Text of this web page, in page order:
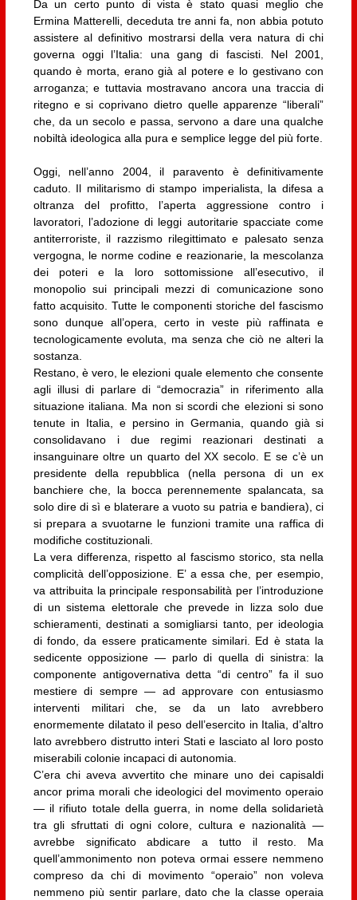
Da un certo punto di vista è stato quasi meglio che
Ermina Matterelli, deceduta tre anni fa, non abbia potuto
assistere al definitivo mostrarsi della vera natura di chi
governa oggi l’Italia: una gang di fascisti. Nel 2001,
quando è morta, erano già al potere e lo gestivano con
arroganza; e tuttavia mostravano ancora una traccia di
ritegno e si coprivano dietro quelle apparenze “liberali”
che, da un secolo e passa, servono a dare una qualche
nobiltà ideologica alla pura e semplice legge del più forte.
Oggi, nell’anno 2004, il paravento è definitivamente
caduto. Il militarismo di stampo imperialista, la difesa a
oltranza del profitto, l’aperta aggressione contro i
lavoratori, l’adozione di leggi autoritarie spacciate come
antiterroriste, il razzismo rilegittimato e palesato senza
vergogna, le norme codine e reazionarie, la mescolanza
dei poteri e la loro sottomissione all’esecutivo, il
monopolio sui principali mezzi di comunicazione sono
fatto acquisito. Tutte le componenti storiche del fascismo
sono dunque all’opera, certo in veste più raffinata e
tecnologicamente evoluta, ma senza che ciò ne alteri la
sostanza.
Restano, è vero, le elezioni quale elemento che consente
agli illusi di parlare di “democrazia” in riferimento alla
situazione italiana. Ma non si scordi che elezioni si sono
tenute in Italia, e persino in Germania, quando già si
consolidavano i due regimi reazionari destinati a
insanguinare oltre un quarto del XX secolo. E se c’è un
presidente della repubblica (nella persona di un ex
banchiere che, la bocca perennemente spalancata, sa
solo dire di sì e blaterare a vuoto su patria e bandiera), ci
si prepara a svuotarne le funzioni tramite una raffica di
modifiche costituzionali.
La vera differenza, rispetto al fascismo storico, sta nella
complicità dell’opposizione. E’ a essa che, per esempio,
va attribuita la principale responsabilità per l’introduzione
di un sistema elettorale che prevede in lizza solo due
schieramenti, destinati a somigliarsi tanto, per ideologia
di fondo, da essere praticamente similari. Ed è stata la
sedicente opposizione — parlo di quella di sinistra: la
componente antigovernativa detta “di centro” fa il suo
mestiere di sempre — ad approvare con entusiasmo
interventi militari che, se da un lato avrebbero
enormemente dilatato il peso dell’esercito in Italia, d’altro
lato avrebbero distrutto interi Stati e lasciato al loro posto
miserabili colonie incapaci di autonomia.
C’era chi aveva avvertito che minare uno dei capisaldi
ancor prima morali che ideologici del movimento operaio
— il rifiuto totale della guerra, in nome della solidarietà
tra gli sfruttati di ogni colore, cultura e nazionalità —
avrebbe significato abdicare a tutto il resto. Ma
quell’ammonimento non poteva ormai essere nemmeno
compreso da chi di movimento “operaio” non voleva
nemmeno più sentir parlare, dato che la classe operaia